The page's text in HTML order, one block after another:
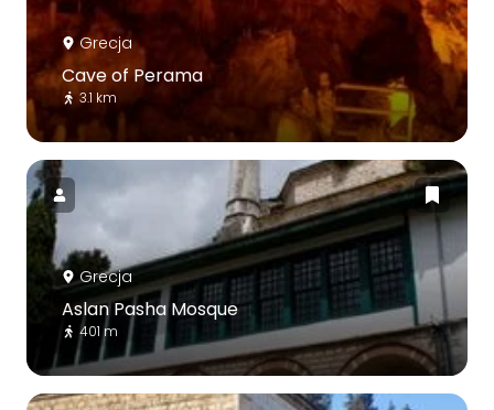
Grecja
Cave of Perama
3.1 km
Grecja
Aslan Pasha Mosque
401 m